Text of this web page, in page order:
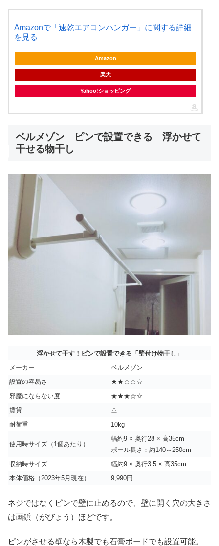
Amazonで「速乾エアコンハンガー」に関する詳細
を見る
Amazon
楽天
Yahoo!ショッピング
ベルメゾン ピンで設置できる 浮かせて
干せる物干し
浮かせて干す！ピンで設置できる「壁付け物干し」
メーカー
ベルメゾン
設置の容易さ
★★☆☆☆
邪魔にならない度
★★★☆☆
賃貸
△
耐荷重
10kg
使用時サイズ（1個あたり）
幅約9 × 奥行28 × 高35cm
ポール長さ：約140～250cm
収納時サイズ
幅約9 × 奥行3.5 × 高35cm
本体価格（2023年5月現在）
9,990円
ネジではなくピンで壁に止めるので、壁に開く穴の大きさ
は画鋲（がびょう）ほどです。
ピンがさせる壁なら木製でも石膏ボードでも設置可能。